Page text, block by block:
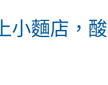
小麵店，